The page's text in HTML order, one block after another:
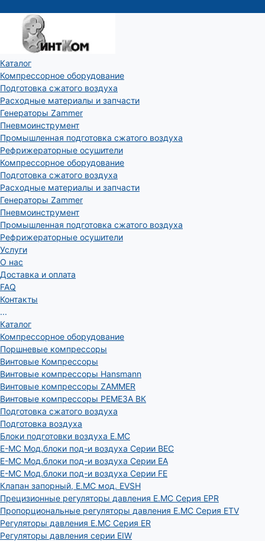
Каталог
Компрессорное оборудование
Подготовка сжатого воздуха
Расходные материалы и запчасти
Генераторы Zammer
Пневмоинструмент
Промышленная подготовка сжатого воздуха
Рефрижераторные осушители
Компрессорное оборудование
Подготовка сжатого воздуха
Расходные материалы и запчасти
Генераторы Zammer
Пневмоинструмент
Промышленная подготовка сжатого воздуха
Рефрижераторные осушители
Услуги
О нас
Доставка и оплата
FAQ
Контакты
...
Каталог
Компрессорное оборудование
Поршневые компрессоры
Винтовые Компрессоры
Винтовые компрессоры Hansmann
Винтовые компрессоры ZAMMER
Винтовые компрессоры РЕМЕЗА ВК
Подготовка сжатого воздуха
Подготовка воздуха
Блоки подготовки воздуха E.MC
E-MC Мод.блоки под-и воздуха Серии BEC
E-MC Мод.блоки под-и воздуха Серии EA
E-MC Мод.блоки под-и воздуха Серии FE
Клапан запорный, E.MC мод. EVSH
Прецизионные регуляторы давления E.MC Серия EPR
Пропорциональные регуляторы давления E.MC Серия ETV
Регуляторы давления E.MC Серия ER
Регуляторы давления серии EIW